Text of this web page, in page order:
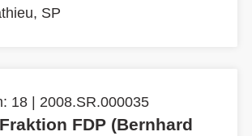
SP
18 | 2008.SR.000035
FDP (Bernhard